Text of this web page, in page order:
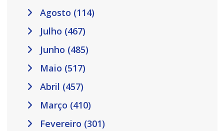
Agosto (114)
Julho (467)
Junho (485)
Maio (517)
Abril (457)
Março (410)
Fevereiro (301)